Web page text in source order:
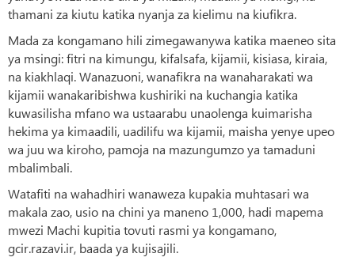
thamani za kiutu katika nyanja za kielimu na kiufikra.
Mada za kongamano hili zimegawanywa katika maeneo sita
ya msingi: fitri na kimungu, kifalsafa, kijamii, kisiasa, kiraia,
na kiakhlaqi. Wanazuoni, wanafikra na wanaharakati wa
kijamii wanakaribishwa kushiriki na kuchangia katika
kuwasilisha mfano wa ustaarabu unaolenga kuimarisha
hekima ya kimaadili, uadilifu wa kijamii, maisha yenye upeo
wa juu wa kiroho, pamoja na mazungumzo ya tamaduni
mbalimbali.
Watafiti na wahadhiri wanaweza kupakia muhtasari wa
makala zao, usio na chini ya maneno 1,000, hadi mapema
mwezi Machi kupitia tovuti rasmi ya kongamano,
gcir.razavi.ir, baada ya kujisajili.